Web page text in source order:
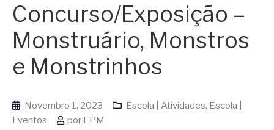
Concurso/Exposição –
Monstruário, Monstros
e Monstrinhos
Novembro 1, 2023 Escola | Atividades, Escola |
Eventos
por EPM